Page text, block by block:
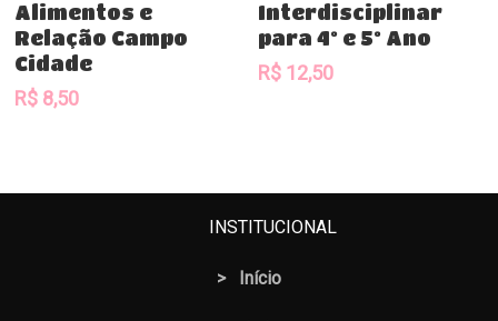
Alimentos e
Relação Campo
Cidade
R$ 8,50
Interdisciplinar
para 4º e 5º Ano
R$12,50
INSTITUCIONAL
> Início